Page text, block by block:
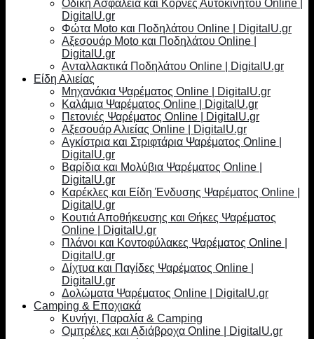
Οδική Ασφάλεια και Κόρνες Αυτοκινήτου Online |
DigitalU.gr
Φώτα Moto και Ποδηλάτου Online | DigitalU.gr
Αξεσουάρ Moto και Ποδηλάτου Online |
DigitalU.gr
Ανταλλακτικά Ποδηλάτου Online | DigitalU.gr
Είδη Αλιείας
Μηχανάκια Ψαρέματος Online | DigitalU.gr
Καλάμια Ψαρέματος Online | DigitalU.gr
Πετονιές Ψαρέματος Online | DigitalU.gr
Αξεσουάρ Αλιείας Online | DigitalU.gr
Αγκίστρια και Στριφτάρια Ψαρέματος Online |
DigitalU.gr
Βαρίδια και Μολύβια Ψαρέματος Online |
DigitalU.gr
Καρέκλες και Είδη Ένδυσης Ψαρέματος Online |
DigitalU.gr
Κουτιά Αποθήκευσης και Θήκες Ψαρέματος
Online | DigitalU.gr
Πλάνοι και Κοντοφύλακες Ψαρέματος Online |
DigitalU.gr
Δίχτυα και Παγίδες Ψαρέματος Online |
DigitalU.gr
Δολώματα Ψαρέματος Online | DigitalU.gr
Camping & Εποχιακά
Κυνήγι, Παραλία & Camping
Ομπρέλες και Αδιάβροχα Online | DigitalU.gr